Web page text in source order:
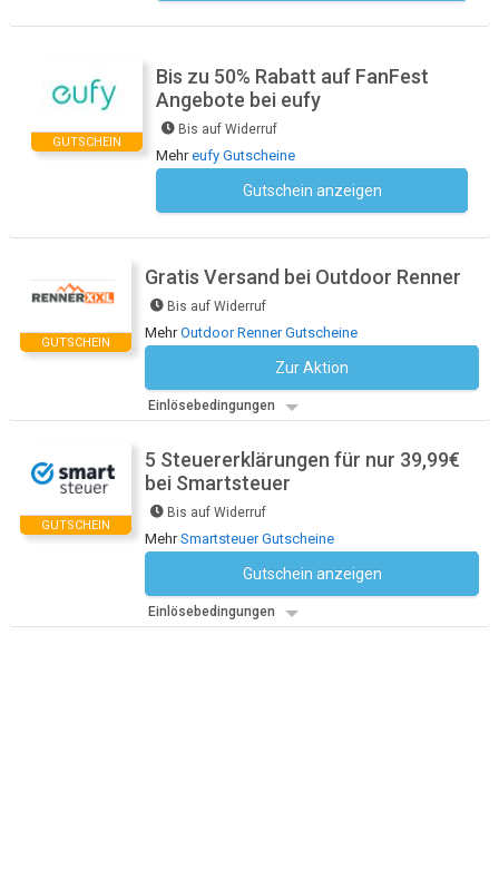
GUTSCHEIN
Bis zu 50% Rabatt auf FanFest
Angebote bei eufy
Bis auf Widerruf
Mehreufy Gutscheine
Gutschein anzeigen
GUTSCHEIN
Gratis Versand bei Outdoor Renner
Bis auf Widerruf
MehrOutdoor Renner Gutscheine
Zur Aktion
Einlösebedingungen
GUTSCHEIN
5 Steuererklärungen für nur 39,99€
bei Smartsteuer
Bis auf Widerruf
MehrSmartsteuer Gutscheine
Gutschein anzeigen
Einlösebedingungen